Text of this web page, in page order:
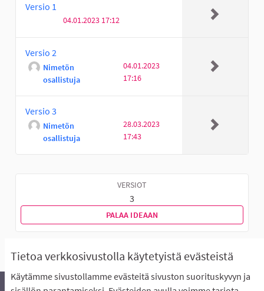
Tietoa verkkosivustolla käytetyistä evästeistä
Käytämme sivustollamme evästeitä sivuston suorituskyvyn ja
Versio 1
04.01.2023 17:12
Versio 2
Nimetön
osallistuja
04.01.2023
17:16
Versio 3
Nimetön
osallistuja
28.03.2023
17:43
VERSIOT
3
PALAA IDEAAN